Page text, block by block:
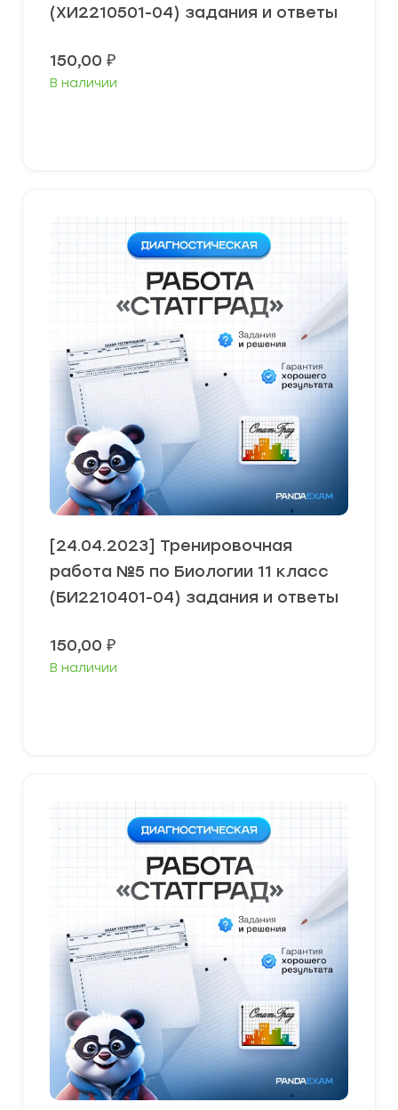
(ХИ2210501-04) задания и ответы
150,00 ₽
В наличии
[24.04.2023] Тренировочная
работа №5 по Биологии 11 класс
(БИ2210401-04) задания и ответы
150,00 ₽
В наличии